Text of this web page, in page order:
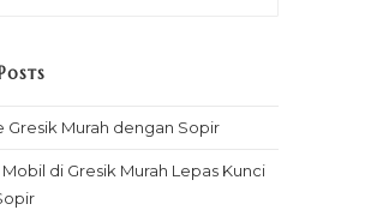
Gresik Murah dengan Sopir
di Gresik Murah Lepas Kunci